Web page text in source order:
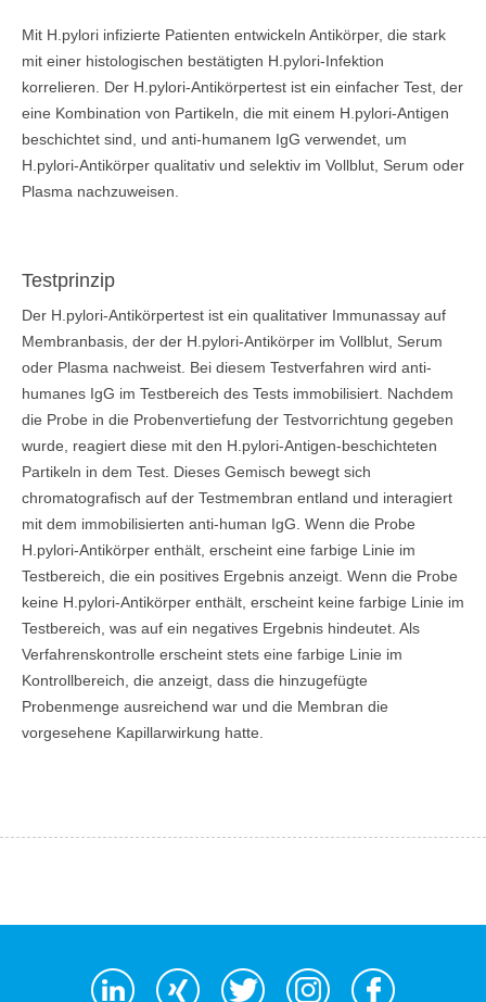
Mit H.pylori infizierte Patienten entwickeln Antikörper, die stark
mit einer histologischen bestätigten H.pylori-Infektion
korrelieren. Der H.pylori-Antikörpertest ist ein einfacher Test, der
eine Kombination von Partikeln, die mit einem H.pylori-Antigen
beschichtet sind, und anti-humanem IgG verwendet, um
H.pylori-Antikörper qualitativ und selektiv im Vollblut, Serum oder
Plasma nachzuweisen.
Testprinzip
Der H.pylori-Antikörpertest ist ein qualitativer Immunassay auf
Membranbasis, der der H.pylori-Antikörper im Vollblut, Serum
oder Plasma nachweist. Bei diesem Testverfahren wird anti-
humanes IgG im Testbereich des Tests immobilisiert. Nachdem
die Probe in die Probenvertiefung der Testvorrichtung gegeben
wurde, reagiert diese mit den H.pylori-Antigen-beschichteten
Partikeln in dem Test. Dieses Gemisch bewegt sich
chromatografisch auf der Testmembran entland und interagiert
mit dem immobilisierten anti-human IgG. Wenn die Probe
H.pylori-Antikörper enthält, erscheint eine farbige Linie im
Testbereich, die ein positives Ergebnis anzeigt. Wenn die Probe
keine H.pylori-Antikörper enthält, erscheint keine farbige Linie im
Testbereich, was auf ein negatives Ergebnis hindeutet. Als
Verfahrenskontrolle erscheint stets eine farbige Linie im
Kontrollbereich, die anzeigt, dass die hinzugefügte
Probenmenge ausreichend war und die Membran die
vorgesehene Kapillarwirkung hatte.